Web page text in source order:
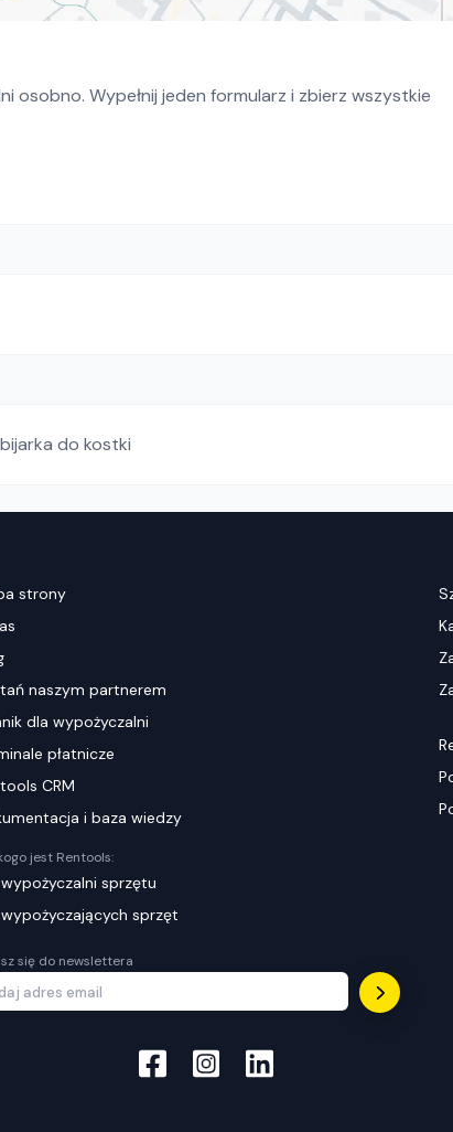
osobno. Wypełnij jeden formularz i zbierz wszystkie
do kostki
strony
naszym partnerem
dla wypożyczalni
płatnicze
CRM
i baza wiedzy
jest Rentools:
sprzętu
sprzęt
się do newslettera